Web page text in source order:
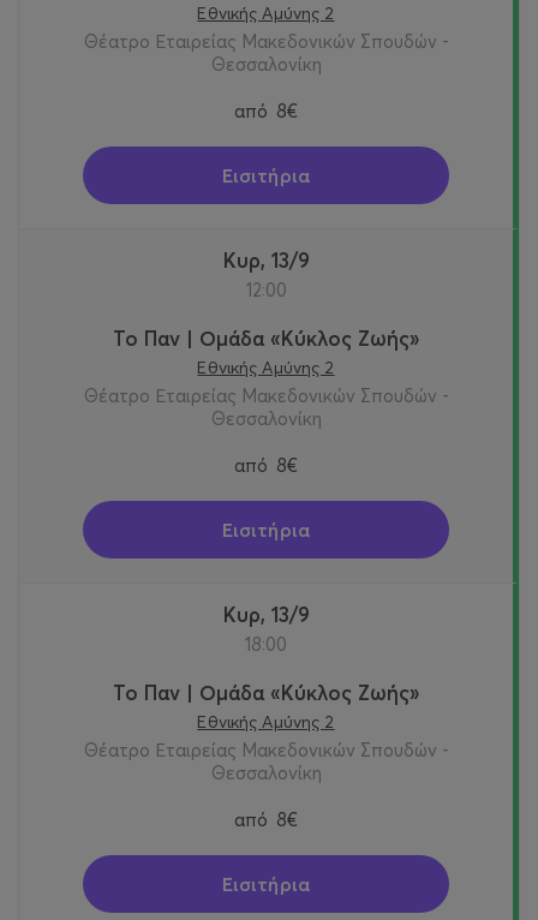
Εθνικής Αμύνης 2
Θέατρο Εταιρείας Μακεδονικών Σπουδών -
Θεσσαλονίκη
από 8€
Εισιτήρια
Κυρ, 13/9
12:00
Το Παν | Ομάδα «Κύκλος Ζωής»
Εθνικής Αμύνης 2
Θέατρο Εταιρείας Μακεδονικών Σπουδών -
Θεσσαλονίκη
από 8€
Εισιτήρια
Κυρ, 13/9
18:00
Το Παν | Ομάδα «Κύκλος Ζωής»
Εθνικής Αμύνης 2
Θέατρο Εταιρείας Μακεδονικών Σπουδών -
Θεσσαλονίκη
από 8€
Εισιτήρια